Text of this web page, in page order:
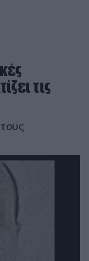
τις